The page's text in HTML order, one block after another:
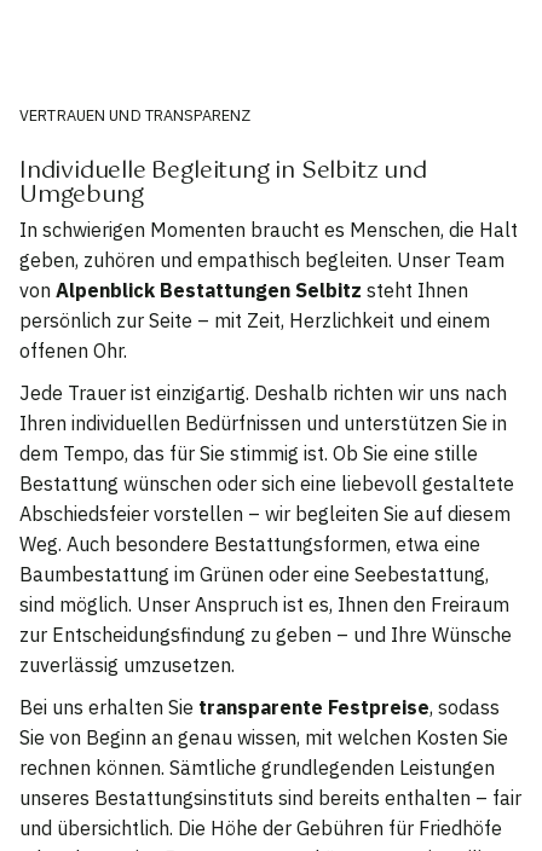
VERTRAUEN UND TRANSPARENZ
Individuelle Begleitung in Selbitz und
Umgebung
In schwierigen Momenten braucht es Menschen, die Halt
geben, zuhören und empathisch begleiten. Unser Team
von Alpenblick Bestattungen Selbitz steht Ihnen
persönlich zur Seite – mit Zeit, Herzlichkeit und einem
offenen Ohr.
Jede Trauer ist einzigartig. Deshalb richten wir uns nach
Ihren individuellen Bedürfnissen und unterstützen Sie in
dem Tempo, das für Sie stimmig ist. Ob Sie eine stille
Bestattung wünschen oder sich eine liebevoll gestaltete
Abschiedsfeier vorstellen – wir begleiten Sie auf diesem
Weg. Auch besondere Bestattungsformen, etwa eine
Baumbestattung im Grünen oder eine Seebestattung,
sind möglich. Unser Anspruch ist es, Ihnen den Freiraum
zur Entscheidungsfindung zu geben – und Ihre Wünsche
zuverlässig umzusetzen.
Bei uns erhalten Sie transparente Festpreise, sodass
Sie von Beginn an genau wissen, mit welchen Kosten Sie
rechnen können. Sämtliche grundlegenden Leistungen
unseres Bestattungsinstituts sind bereits enthalten – fair
und übersichtlich. Die Höhe der Gebühren für Friedhöfe